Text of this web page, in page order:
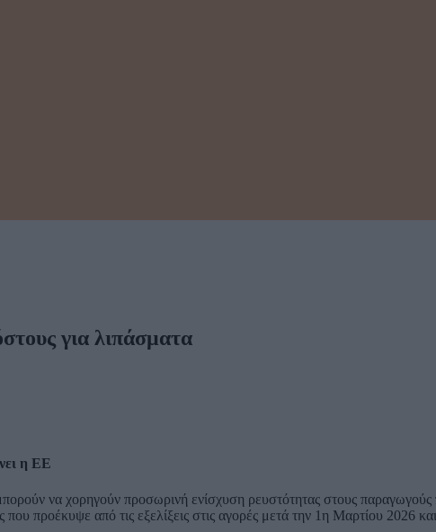
για λιπάσματα
η ΕΕ
να χορηγούν προσωρινή ενίσχυση ρευστότητας στους παραγωγούς
προέκυψε από τις εξελίξεις στις αγορές μετά την 1η Μαρτίου 2026